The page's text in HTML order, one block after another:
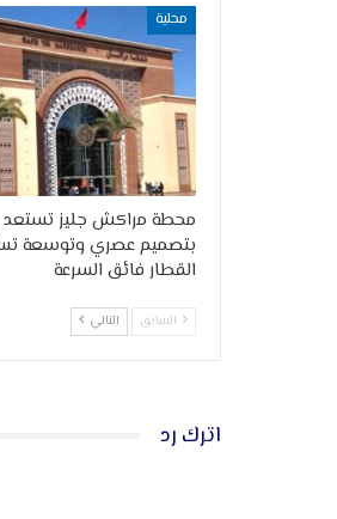
محلية
محطة مراكش جليز تستعد
بتصميم عصري وتوسعة
القطار فائق السرعة
السابق التالي
اترك رد